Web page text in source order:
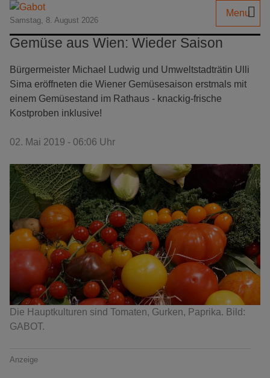
Samstag, 8. August 2026
Menu
Gemüse aus Wien: Wieder Saison
Bürgermeister Michael Ludwig und Umweltstadträtin Ulli
Sima eröffneten die Wiener Gemüsesaison erstmals mit
einem Gemüsestand im Rathaus - knackig-frische
Kostproben inklusive!
02. Mai 2019 - 06:06 Uhr
Die Hauptkulturen sind Tomaten, Gurken, Paprika. Bild:
GABOT.
Anzeige